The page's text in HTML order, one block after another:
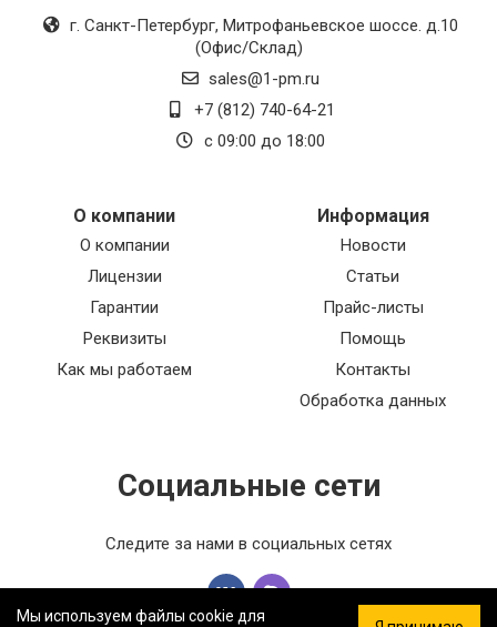
комфортной атмосферой в любое время дня и
ночи. Рекомендую всем!
//Купил автоматическую заслонку для
улучшения вентиляции в доме и не пожалел ни
на секунду! Прекрасный товар, который
заслонки, что делает жизнь гораздо проще.
спасибо за такой замечательный товар!
//Этот товар просто поразил меня своей
только отлично выглядит и легко
устанавливается, но и обеспечивает отличное
соединение. Теперь могу быть уверен в
стабильной работе сети и безопасности моих
г. Санкт-Петербург, Митрофаньевское шоссе. д.10
(Офис/Склад)
sales@1-pm.ru
+7 (812) 740-64-21
с 09:00 до 18:00
О компании
О компании
Лицензии
Гарантии
Реквизиты
Как мы работаем
Информация
Новости
Статьи
Прайс-листы
Помощь
Контакты
Обработка данных
Социальные сети
Следите за нами в социальных сетях
Мы используем файлы cookie для